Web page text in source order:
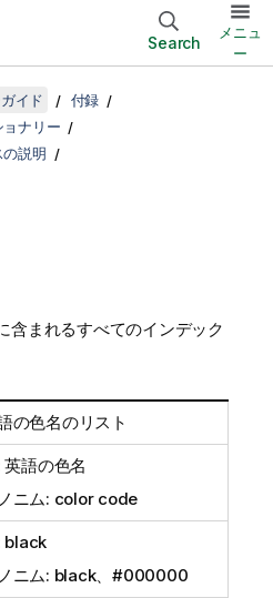
Search
メニュ
ー
イド
付録
ナリー
説明
含まれるすべてのインデック
の色名のリスト
英語の色名
ニム: color code
black
ニム: black、#000000